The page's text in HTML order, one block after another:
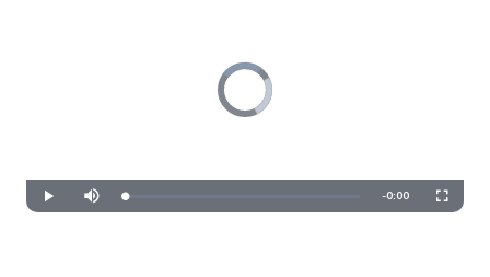
Video
Player
is
loading.
Play Mute Loaded
0%
Remaining
-0:00